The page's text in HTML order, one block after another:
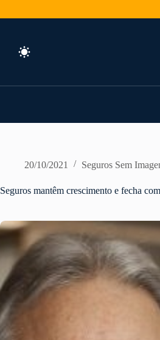
20/10/2021 Seguros Sem
Seguros mantêm crescimento e fecha